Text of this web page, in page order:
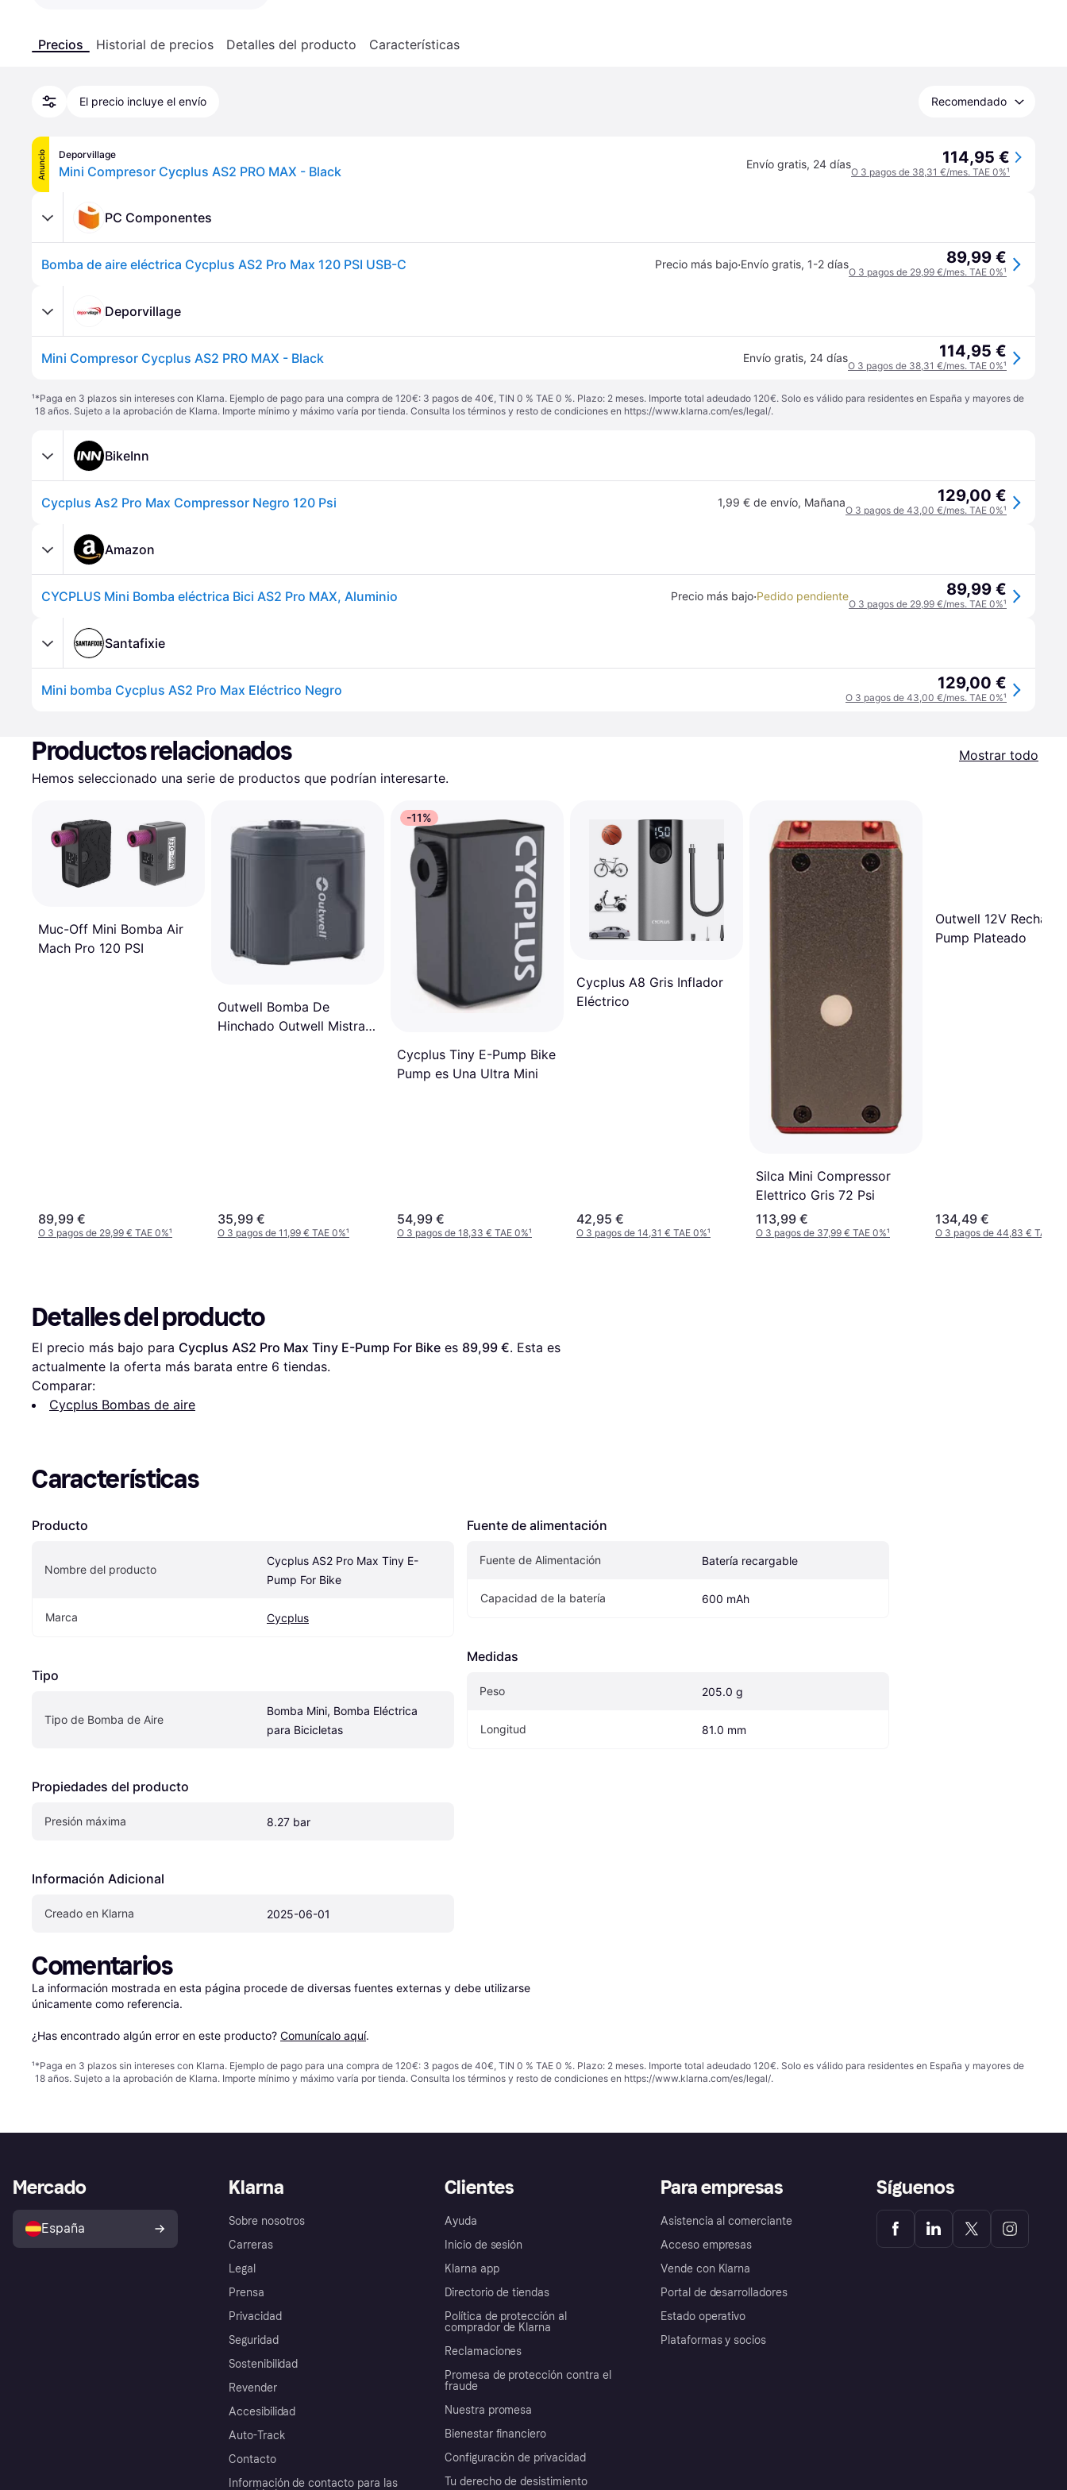
Precios Historial de precios Detalles del producto Características
El precio incluye el envío Recomendado
Anuncio Deporvillage
Mini Compresor Cycplus AS2 PRO MAX - Black Envío gratis, 24 días 114,95 €
O 3 pagos de 38,31 €/mes. TAE 0%¹
PC Componentes
Bomba de aire eléctrica Cycplus AS2 Pro Max 120 PSI USB-C Precio más bajo·Envío gratis, 1-2 días 89,99 €
O 3 pagos de 29,99 €/mes. TAE 0%¹
Deporvillage
Mini Compresor Cycplus AS2 PRO MAX - Black Envío gratis, 24 días 114,95 €
O 3 pagos de 38,31 €/mes. TAE 0%¹
¹*Paga en 3 plazos sin intereses con Klarna. Ejemplo de pago para una compra de 120€: 3 pagos de 40€, TIN 0 % TAE 0 %. Plazo: 2 meses. Importe total adeudado 120€. Solo es válido para residentes en España y mayores de
18 años. Sujeto a la aprobación de Klarna. Importe mínimo y máximo varía por tienda. Consulta los términos y resto de condiciones en https://www.klarna.com/es/legal/.
BikeInn
Cycplus As2 Pro Max Compressor Negro 120 Psi 1,99 € de envío, Mañana 129,00 €
O 3 pagos de 43,00 €/mes. TAE 0%¹
Amazon
CYCPLUS Mini Bomba eléctrica Bici AS2 Pro MAX, Aluminio Precio más bajo·Pedido pendiente 89,99 €
O 3 pagos de 29,99 €/mes. TAE 0%¹
Santafixie
Mini bomba Cycplus AS2 Pro Max Eléctrico Negro 129,00 €
O 3 pagos de 43,00 €/mes. TAE 0%¹
Productos relacionados
Mostrar todo
Hemos seleccionado una serie de productos que podrían interesarte.
Muc-Off Mini Bomba Air
Mach Pro 120 PSI
89,99 €
O 3 pagos de 29,99 € TAE 0%¹
Outwell Bomba De
Hinchado Outwell Mistral
35,99 €
O 3 pagos de 11,99 € TAE 0%¹
-11%
Cycplus Tiny E-Pump Bike
Pump es Una Ultra Mini
54,99 €
O 3 pagos de 18,33 € TAE 0%¹
Cycplus A8 Gris Inflador
Eléctrico
42,95 €
O 3 pagos de 14,31 € TAE 0%¹
Silca Mini Compressor
Elettrico Gris 72 Psi
113,99 €
O 3 pagos de 37,99 € TAE 0%¹
Outwell 12V
Pump Plateado
134,49 €
O 3 pagos de 44,83 € TAE
Detalles del producto
El precio más bajo para Cycplus AS2 Pro Max Tiny E-Pump For Bike es 89,99 €. Esta es
actualmente la oferta más barata entre 6 tiendas.
Comparar:
Cycplus Bombas de aire
Características
Producto
Nombre del producto
Cycplus AS2 Pro Max Tiny E-
Pump For Bike
Marca Cycplus
Tipo
Tipo de Bomba de Aire
Bomba Mini, Bomba Eléctrica
para Bicicletas
Propiedades del producto
Presión máxima 8.27 bar
Información Adicional
Creado en Klarna 2025-06-01
Fuente de alimentación
Fuente de Alimentación Batería recargable
Capacidad de la batería 600 mAh
Medidas
Peso 205.0 g
Longitud 81.0 mm
Comentarios
La información mostrada en esta página procede de diversas fuentes externas y debe utilizarse
únicamente como referencia.
¿Has encontrado algún error en este producto? Comunícalo aquí.
¹*Paga en 3 plazos sin intereses con Klarna. Ejemplo de pago para una compra de 120€: 3 pagos de 40€, TIN 0 % TAE 0 %. Plazo: 2 meses. Importe total adeudado 120€. Solo es válido para residentes en España y mayores de
18 años. Sujeto a la aprobación de Klarna. Importe mínimo y máximo varía por tienda. Consulta los términos y resto de condiciones en https://www.klarna.com/es/legal/.
Klarna
Sobre nosotros
Carreras
Legal
Prensa
Privacidad
Seguridad
Sostenibilidad
Revender
Accesibilidad
Auto-Track
Contacto
Información de contacto para las
Clientes
Ayuda
Inicio de sesión
Klarna app
Directorio de tiendas
Política de protección al
comprador de Klarna
Reclamaciones
Promesa de protección contra el
fraude
Nuestra promesa
Bienestar financiero
Configuración de privacidad
Tu derecho de desistimiento
Para empresas
Asistencia al comerciante
Acceso empresas
Vende con Klarna
Portal de desarrolladores
Estado operativo
Plataformas y socios
Mercado
España
Síguenos